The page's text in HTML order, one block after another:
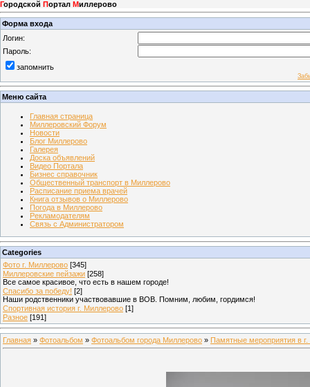
Городской Портал Миллерово
Форма входа
Логин:
Пароль:
запомнить
Меню сайта
Главная страница
Миллеровский Форум
Новости
Блог Миллерово
Галерея
Доска объявлений
Видео Портала
Бизнес справочник
Общественный транспорт в Миллерово
Расписание приема врачей
Книга отзывов о Миллерово
Погода в Миллерово
Рекламодателям
Связь с Администратором
Categories
Фото г. Миллерово [345]
Миллеровские пейзажи [258]
Все самое красивое, что есть в нашем городе!
Спасибо за победу! [2]
Наши родственники участвовавшие в ВОВ. Помним, любим, гордимся!
Спортивная история г. Миллерово [1]
Разное [191]
Главная » Фотоальбом » Фотоальбом города Миллерово » Памятные мероприятия в